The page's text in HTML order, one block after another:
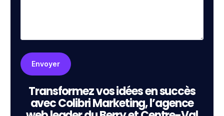
Transformez vos idées en succès
avec Colibri Marketing, l’agence